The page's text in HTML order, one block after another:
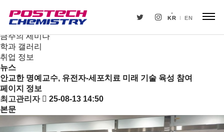
KR EN
뉴스
공지사항
금주의 세미나
학과 갤러리
취업 정보
뉴스
안교한 명예교수, 유전자-세포치료 미래 기술 육성 참여
페이지 정보
최고관리자
25-08-13 14:50
본문